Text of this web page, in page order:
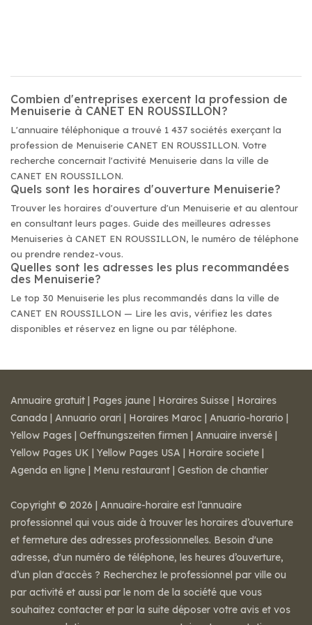
Combien d'entreprises exercent la profession de
Menuiserie à CANET EN ROUSSILLON?
L'annuaire téléphonique a trouvé 1 437 sociétés exerçant la
profession de Menuiserie CANET EN ROUSSILLON. Votre
recherche concernait l'activité Menuiserie dans la ville de
CANET EN ROUSSILLON.
Quels sont les horaires d'ouverture Menuiserie?
Trouver les horaires d'ouverture d'un Menuiserie et au alentour
en consultant leurs pages. Guide des meilleures adresses
Menuiseries à CANET EN ROUSSILLON, le numéro de téléphone
ou prendre rendez-vous.
Quelles sont les adresses les plus recommandées
des Menuiserie?
Le top 30 Menuiserie les plus recommandés dans la ville de
CANET EN ROUSSILLON — Lire les avis, vérifiez les dates
disponibles et réservez en ligne ou par téléphone.
Annuaire gratuit | Pages jaune | Horaires Suisse | Horaires
Canada | Annuario orari | Horaires Maroc | Anuario-horario |
Yellow Pages | Oeffnungszeiten firmen | Annuaire inversé |
Yellow Pages UK | Yellow Pages USA | Horaire societe |
Agenda en ligne | Menu restaurant | Gestion de chantier
Copyright © 2026 | Annuaire-horaire est l’annuaire
professionnel qui vous aide à trouver les horaires d’ouverture
et fermeture des adresses professionnelles. Besoin d'une
adresse, d'un numéro de téléphone, les heures d’ouverture,
d’un plan d'accès ? Recherchez le professionnel par ville ou
par activité et aussi par le nom de la société que vous
souhaitez contacter et par la suite déposer votre avis et vos